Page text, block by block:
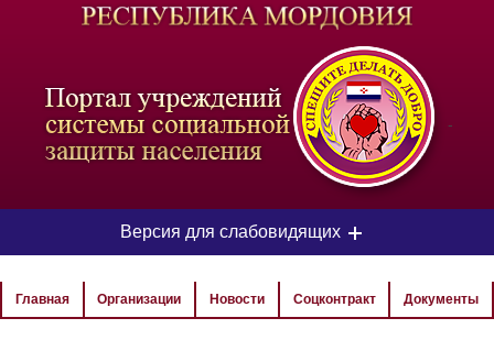
-
Версия для слабовидящих
ЦВЕТОВАЯ СХЕМА
Главная Организации Новости Соцконтракт Документы